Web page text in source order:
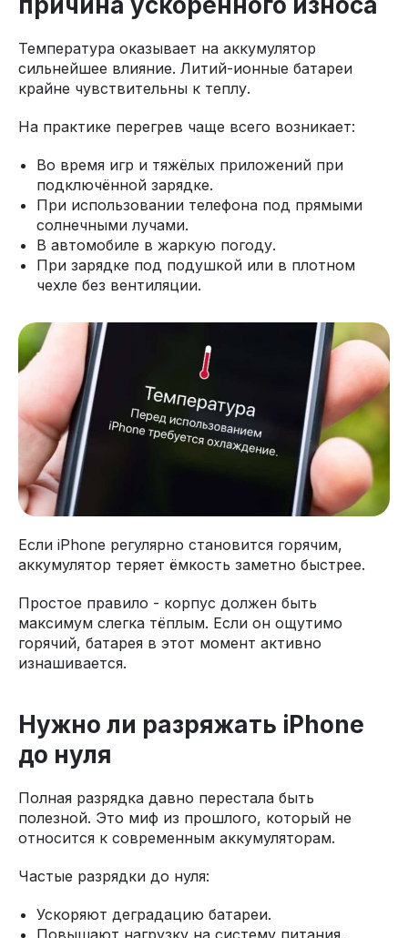
Температура оказывает на аккумулятор
сильнейшее влияние. Литий-ионные батареи
крайне чувствительны к теплу.
На практике перегрев чаще всего возникает:
Во время игр и тяжёлых приложений при
подключённой зарядке.
При использовании телефона под прямыми
солнечными лучами.
В автомобиле в жаркую погоду.
При зарядке под подушкой или в плотном
чехле без вентиляции.
Если iPhone регулярно становится горячим,
аккумулятор теряет ёмкость заметно быстрее.
Простое правило - корпус должен быть
максимум слегка тёплым. Если он ощутимо
горячий, батарея в этот момент активно
изнашивается.
Нужно ли разряжать iPhone
до нуля
Полная разрядка давно перестала быть
полезной. Это миф из прошлого, который не
относится к современным аккумуляторам.
Частые разрядки до нуля:
Ускоряют деградацию батареи.
Повышают нагрузку на систему питания.